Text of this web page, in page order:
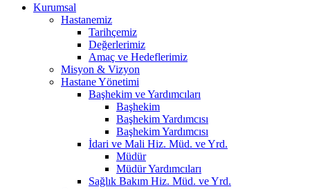
Kurumsal
Hastanemiz
Tarihçemiz
Değerlerimiz
Amaç ve Hedeflerimiz
Misyon & Vizyon
Hastane Yönetimi
Başhekim ve Yardımcıları
Başhekim
Başhekim Yardımcısı
Başhekim Yardımcısı
İdari ve Mali Hiz. Müd. ve Yrd.
Müdür
Müdür Yardımcıları
Sağlık Bakım Hiz. Müd. ve Yrd.